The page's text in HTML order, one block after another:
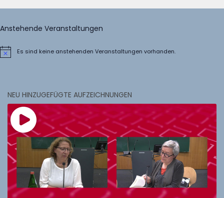
Anstehende Veranstaltungen
HinweisEs sind keine anstehenden Veranstaltungen vorhanden.
NEU HINZUGEFÜGTE AUFZEICHNUNGEN